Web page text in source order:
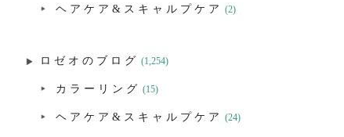
ヘアケア&スキャルプケア (2)
ロゼオのブログ (1,254)
カラーリング (15)
ヘアケア&スキャルプケア (24)